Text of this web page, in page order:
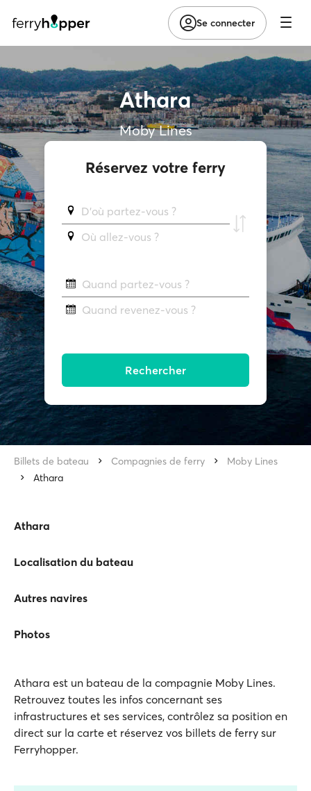
Se connecter
Athara
Moby Lines
Réservez votre ferry
D'où partez-vous ?
Où allez-vous ?
Quand partez-vous ?
Quand revenez-vous ?
Rechercher
Billets de bateau Compagnies de ferry
Moby Lines
Athara
Athara
Localisation du bateau
Autres navires
Photos
Athara est un bateau de la compagnie Moby Lines.
Retrouvez toutes les infos concernant ses
infrastructures et ses services, contrôlez sa position en
direct sur la carte et réservez vos billets de ferry sur
Ferryhopper.